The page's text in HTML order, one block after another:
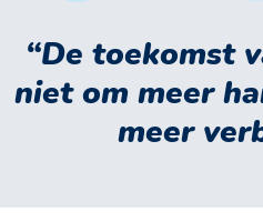
“De toekomst
niet om meer
meer